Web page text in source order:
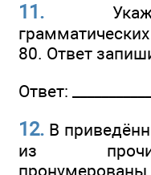
11.
80. Ответ
Ответ:
12. В
из